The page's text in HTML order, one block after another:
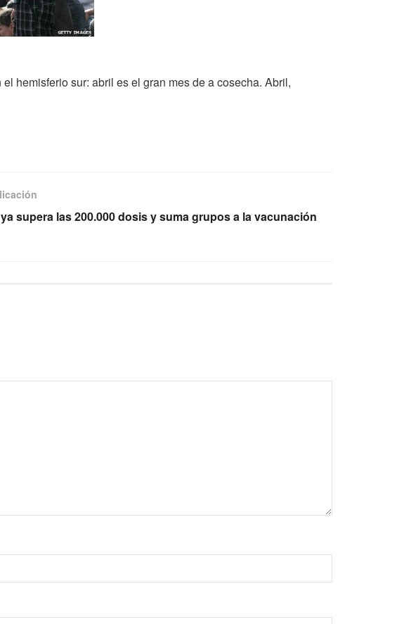
hemisferio sur: abril es el gran mes de a cosecha. Abril,
supera las 200.000 dosis y suma grupos a la vacunación